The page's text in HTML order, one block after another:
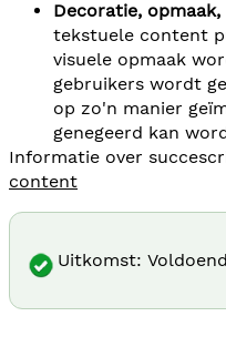
Decoratie,
tekstuele content
visuele opmaak
gebruikers wordt
op zo'n manier
genegeerd kan
Informatie over
content
Uitkomst: